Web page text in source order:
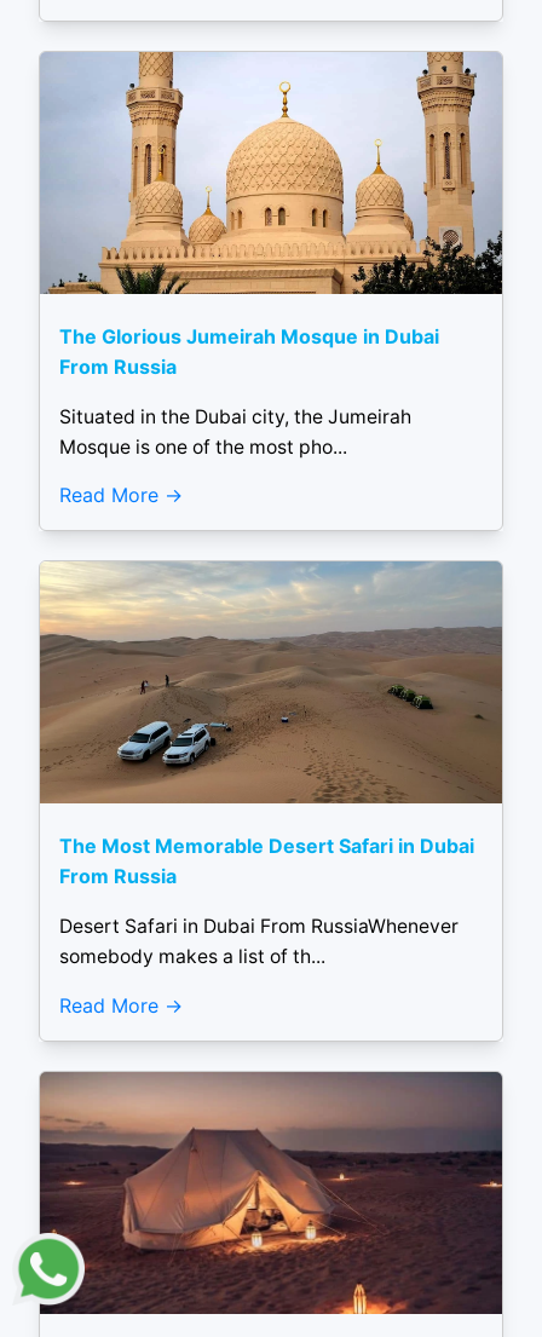
The Glorious Jumeirah Mosque in Dubai
From Russia
Situated in the Dubai city, the Jumeirah
Mosque is one of the most pho...
Read More
The Most Memorable Desert Safari in Dubai
From Russia
Desert Safari in Dubai From RussiaWhenever
somebody makes a list of th...
Read More